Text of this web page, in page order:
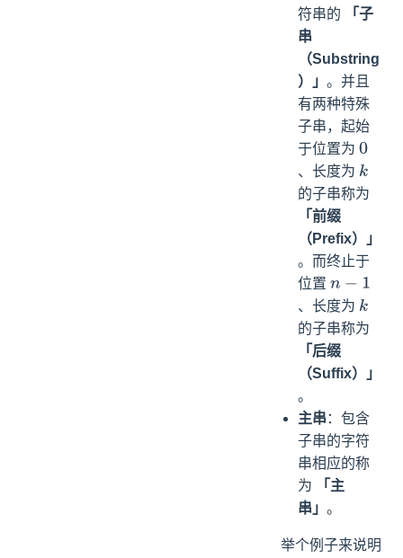
符串的
「子
串
（Substring
）」。并且
有两种特殊
子串，起始
于位置为0
、长度为 k
的子串称为
「前缀
（Prefix）」
。而终止于
位置n−1
、长度为 k
的子串称为
「后缀
（Suffix）」
。
主串 ：包含
子串的字符
串相应的称
为
「主
串」。
举个例子来说明